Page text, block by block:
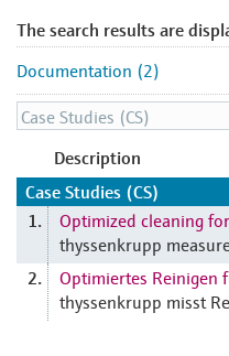
The search results are
Documentation (2)
Description
Case Studies (CS)
1.
Optimized cleaning
thyssenkrupp
2.
Optimiertes Reinigen
thyssenkrupp misst